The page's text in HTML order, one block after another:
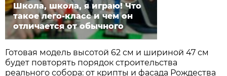
Школа, школа, я играю! Что
такое лего-класс и чем он
отличается от обычного
Готовая модель высотой 62 см и шириной 47 см
будет повторять порядок строительства
реального собора: от крипты и фасада Рождества